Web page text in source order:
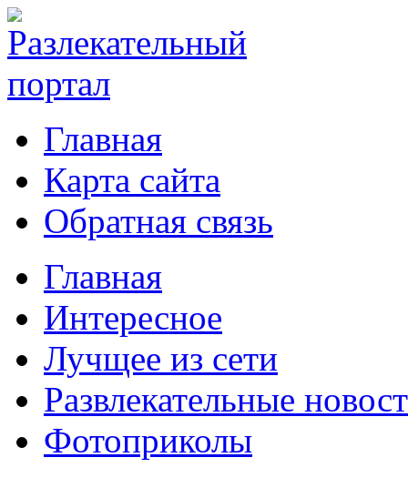
Главная
Карта сайта
Обратная связь
Главная
Интересное
Лучщее из сети
Развлекательные
Фотоприколы